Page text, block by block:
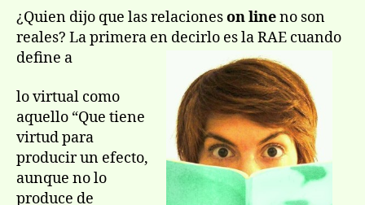
entrada
entrada
¿Quien dijo que las relacioneson lineno son
reales? La primera en decirlo es la RAE cuando
define a
lo virtual como
aquello “Que tiene
virtud para
producir un efecto,
aunque no lo
produce de